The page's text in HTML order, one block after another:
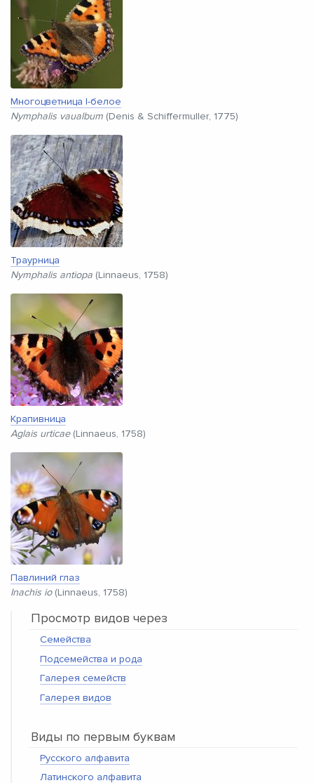
Многоцветница l-белое
Nymphalis vaualbum (Denis & Schiffermuller, 1775)
Траурница
Nymphalis antiopa (Linnaeus, 1758)
Крапивница
Aglais urticae(Linnaeus, 1758)
Павлиний глаз
Inachis io(Linnaeus, 1758)
Просмотр видов через
Семейства
Подсемейства и рода
Галерея семейств
Галерея видов
Виды по первым буквам
Русского алфавита
Латинского алфавита